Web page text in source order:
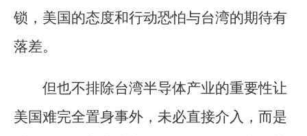
锁，美国的态度和行动恐怕与台湾的期待有
落差。
但也不排除台湾半导体产业的重要性让
美国难完全置身事外，未必直接介入，而是